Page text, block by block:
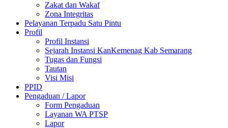
Zakat dan Wakaf
Zona Integritas
Pelayanan Terpadu Satu Pintu
Profil
Profil Instansi
Sejarah Instansi KanKemenag Kab Semarang
Tugas dan Fungsi
Tautan
Visi Misi
PPID
Pengaduan / Lapor
Form Pengaduan
Layanan WA PTSP
Lapor